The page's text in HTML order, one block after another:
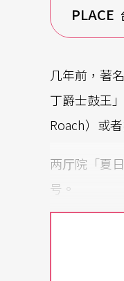
PLACE
几年前，著
丁爵士鼓王
Roach）或
两厅院「夏
号。
这么耸动的